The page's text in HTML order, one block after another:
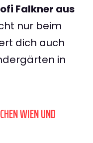
Falkner aus
nur beim
dich auch
in
WIEN UND